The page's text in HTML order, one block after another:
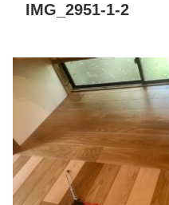
IMG_2951-1-2